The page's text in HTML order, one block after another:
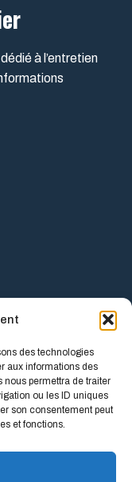
des technologies
aux informations des
nous permettra de traiter
ou les ID uniques
son consentement peut
et fonctions.
à l’entretien